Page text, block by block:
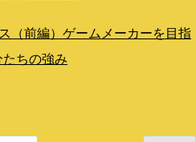
（前編）ゲームメーカーを目指
ちの強み